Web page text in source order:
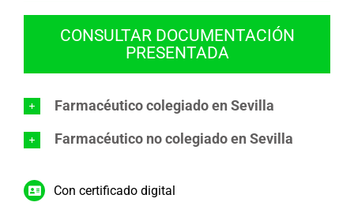
CONSULTAR DOCUMENTACIÓN
PRESENTADA
Farmacéutico colegiado en Sevilla
Farmacéutico no colegiado en Sevilla
Con certificado digital